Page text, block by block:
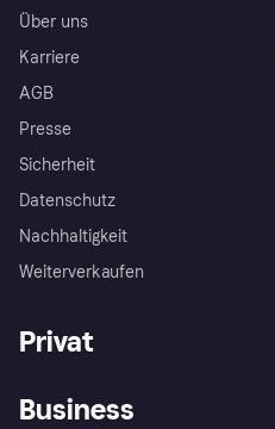
Über uns
Karriere
AGB
Presse
Sicherheit
Datenschutz
Nachhaltigkeit
Weiterverkaufen
Privat
Business